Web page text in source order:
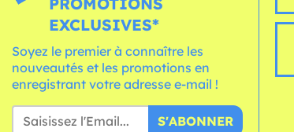
EXCLUSIVES*
Soyez le premier à connaître les
nouveautés et les promotions en
enregistrant votre adresse e-mail !
S'ABONNER